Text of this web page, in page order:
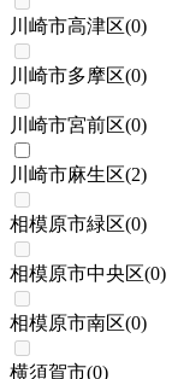
川崎市高津区(0)
川崎市多摩区(0)
川崎市宮前区(0)
川崎市麻生区(2)
相模原市緑区(0)
相模原市中央区(0)
相模原市南区(0)
横須賀市(0)